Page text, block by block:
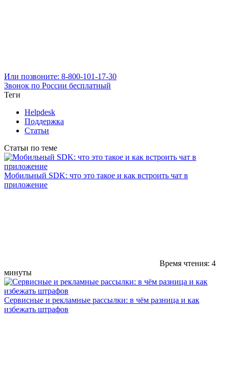
Или позвоните: 8-800-101-17-30
Звонок по России бесплатный
Теги
Helpdesk
Поддержка
Статьи
Статьи по теме
Мобильный SDK: что это такое и как встроить чат в
приложение
Время чтения: 4
минуты
Сервисные и рекламные рассылки: в чём разница и как
избежать штрафов